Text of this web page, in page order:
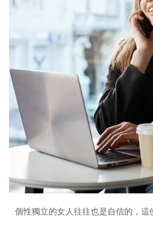
個性獨立的女人往往也是自信的，這